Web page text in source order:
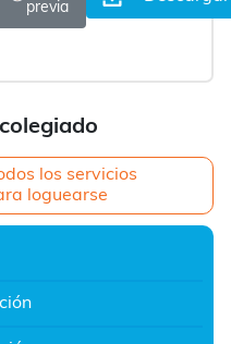
los servicios
loguearse
previa